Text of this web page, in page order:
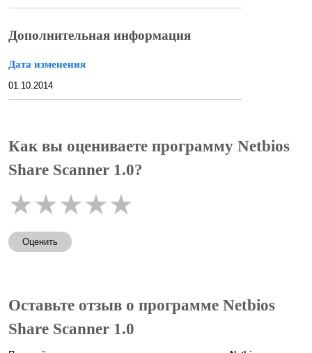
Дополнительная информация
Дата изменения
01.10.2014
Как вы оцениваете программу Netbios
Share Scanner 1.0?
★★★★★
Оценить
Оставьте отзыв о программе Netbios
Share Scanner 1.0